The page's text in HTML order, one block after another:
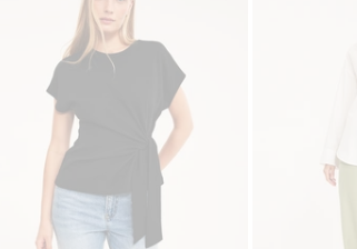
med smock, Lägg till i favoriter
Topp med